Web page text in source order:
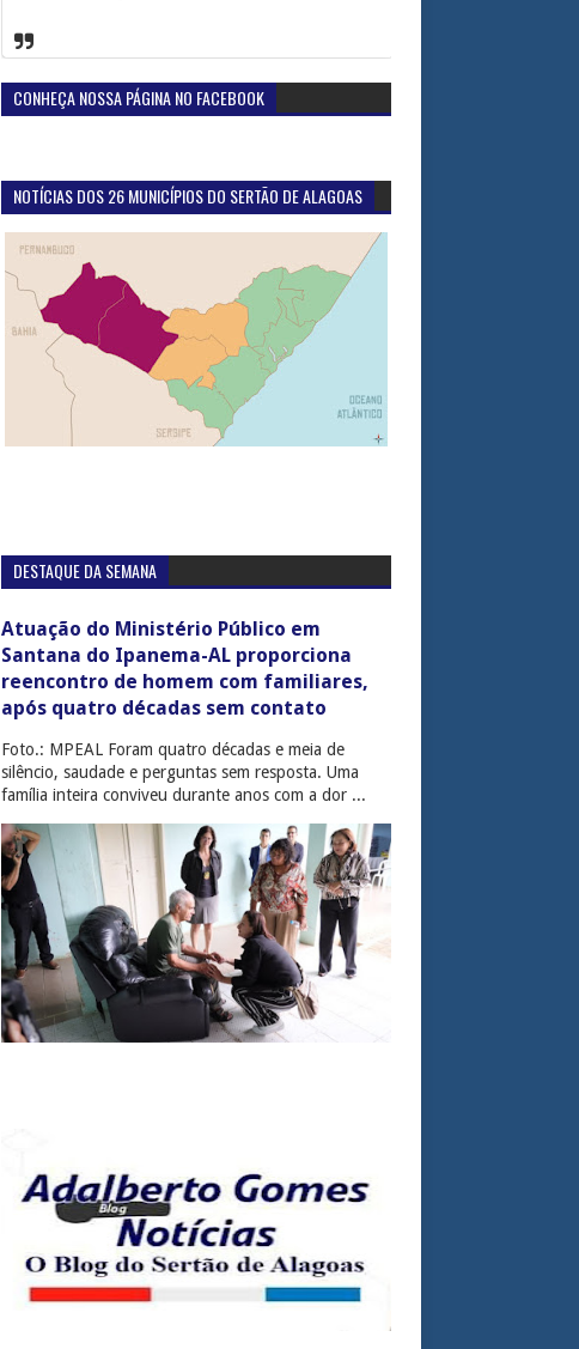
CONHEÇA NOSSA PÁGINA NO FACEBOOK
NOTÍCIAS DOS 26 MUNICÍPIOS DO SERTÃO DE ALAGOAS
DESTAQUE DA SEMANA
Atuação do Ministério Público em
Santana do Ipanema-AL proporciona
reencontro de homem com familiares,
após quatro décadas sem contato
Foto.: MPEAL Foram quatro décadas e meia de
silêncio, saudade e perguntas sem resposta. Uma
família inteira conviveu durante anos com a dor ...